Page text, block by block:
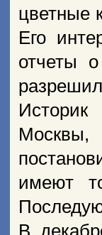
цветные
Его
отчеты
Москвы,
имеют
В